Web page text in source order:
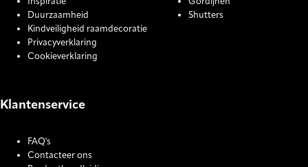
Inspiratie
Duurzaamheid
Kindveiligheid raamdecoratie
Privacyverklaring
Cookieverklaring
Gordijnen
Shutters
Klantenservice
FAQ's
Contacteer ons